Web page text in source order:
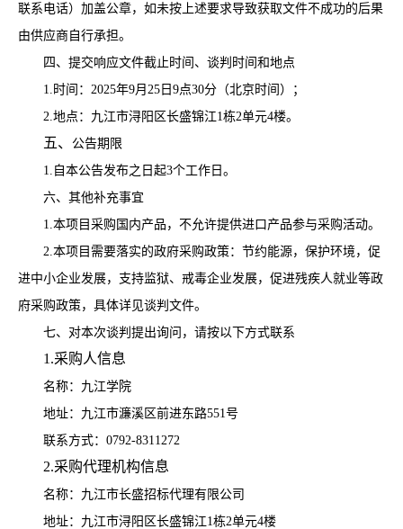
联系电话）加盖公章，如未按上述要求导致获取文件不成功的后果
由供应商自行承担。
四、提交响应文件截止时间、 谈判 时间和地点
1.时间： 2025年9月 25 日 9点30分（北京时间）
；
2.地点：九江市浔阳区长盛锦江1栋2单元4楼。
五、
公告期限
1. 自本公告发布之日起3个工作日 。
六、其他补充事宜
1.本项目采购国内产品，不允许提供进口产品参与采购活动。
2.本项目需要落实的政府采购政策：节约能源，保护环境，促
进中小企业发展，支持监狱、戒毒企业发展，促进残疾人就业等政
府采购政策， 具体详见谈判文件。
七、对本次谈判 提出询问，请按以下方式联系
1.采购人信息
名称： 九江学院
地址： 九江市濂溪区前进东路551号
联系方式：0792-8311272
2.采购代理机构信息
名称： 九江市长盛招标代理有限公司
地址： 九江市浔阳区长盛锦江1栋2单元4楼